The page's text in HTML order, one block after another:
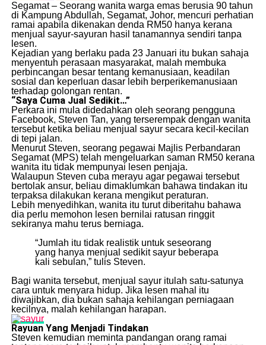
Segamat – Seorang wanita warga emas berusia 90 tahun
di Kampung Abdullah, Segamat, Johor, mencuri perhatian
ramai apabila dikenakan denda RM50 hanya kerana
menjual sayur-sayuran hasil tanamannya sendiri tanpa
lesen.
Kejadian yang berlaku pada 23 Januari itu bukan sahaja
menyentuh perasaan masyarakat, malah membuka
perbincangan besar tentang kemanusiaan, keadilan
sosial dan keperluan dasar lebih berperikemanusiaan
terhadap golongan rentan.
“Saya Cuma Jual Sedikit…”
Perkara ini mula didedahkan oleh seorang pengguna
Facebook, Steven Tan, yang terserempak dengan wanita
tersebut ketika beliau menjual sayur secara kecil-kecilan
di tepi jalan.
Menurut Steven, seorang pegawai Majlis Perbandaran
Segamat (MPS) telah mengeluarkan saman RM50 kerana
wanita itu tidak mempunyai lesen penjaja.
Walaupun Steven cuba merayu agar pegawai tersebut
bertolak ansur, beliau dimaklumkan bahawa tindakan itu
terpaksa dilakukan kerana mengikut peraturan.
Lebih menyedihkan, wanita itu turut diberitahu bahawa
dia perlu memohon lesen bernilai ratusan ringgit
sekiranya mahu terus berniaga.
“Jumlah itu tidak realistik untuk seseorang
yang hanya menjual sedikit sayur beberapa
kali sebulan,” tulis Steven.
Bagi wanita tersebut, menjual sayur itulah satu-satunya
cara untuk menyara hidup. Jika lesen mahal itu
diwajibkan, dia bukan sahaja kehilangan perniagaan
kecilnya, malah kehilangan harapan.
Rayuan Yang Menjadi Tindakan
Steven kemudian meminta pandangan orang ramai